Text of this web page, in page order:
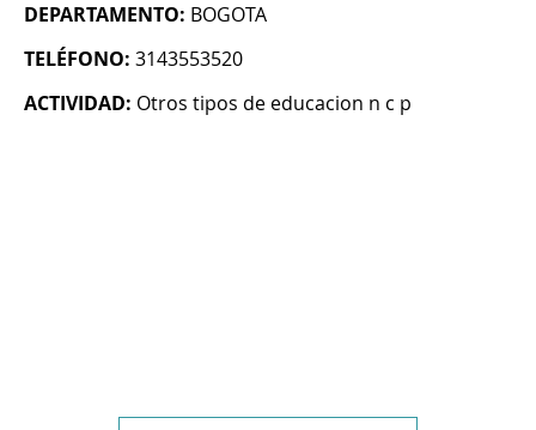
DEPARTAMENTO: BOGOTA
TELÉFONO: 3143553520
ACTIVIDAD: Otros tipos de educacion n c p